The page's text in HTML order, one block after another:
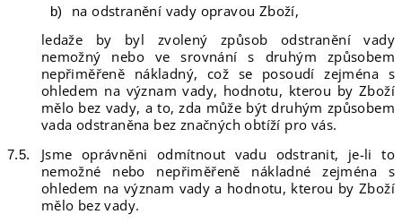
na odstranění vady opravou Zboží,
ledaže by byl zvolený způsob odstranění vady
nemožný nebo ve srovnání s druhým způsobem
nepřiměřeně nákladný, což se posoudí zejména s
ohledem na význam vady, hodnotu, kterou by Zboží
mělo bez vady, a to, zda může být druhým způsobem
vada odstraněna bez značných obtíží pro vás.
Jsme oprávněni odmítnout vadu odstranit, je-li to
nemožné nebo nepřiměřeně nákladné zejména s
ohledem na význam vady a hodnotu, kterou by Zboží
mělo bez vady.